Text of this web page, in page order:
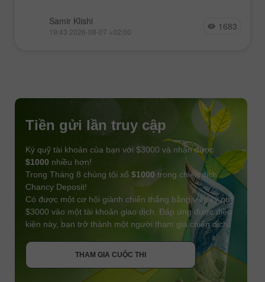
Samir Klishi
19:43 2026-08-07 +02:00 1683
THAM GIA CUỘC THI
Tiền gửi lần truy cập
Ký quỹ tài khoản của bạn với $3000 và nhận được
$1000 nhiều hơn!
Trong Tháng 8 chúng tôi xổ $1000 trong chiến dịch
Chancy Deposit!
Có được một cơ hội giành chiến thắng bằng việc ký quỹ
$3000 vào một tài khoản giao dịch. Đáp ứng được điều
kiện này, bạn trở thành một người tham gia chiến dịch.
THAM GIA CUỘC THI
NHẬN THƯỞNG